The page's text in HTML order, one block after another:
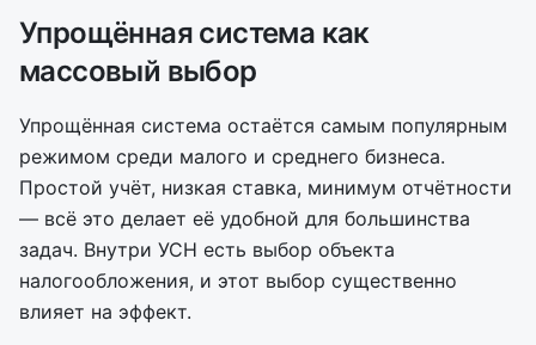
Упрощённая система как
массовый выбор
Упрощённая система остаётся самым популярным
режимом среди малого и среднего бизнеса.
Простой учёт, низкая ставка, минимум отчётности
— всё это делает её удобной для большинства
задач. Внутри УСН есть выбор объекта
налогообложения, и этот выбор существенно
влияет на эффект.